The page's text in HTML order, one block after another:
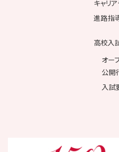
キャリ
進路指
高校入
オー
公開
入試